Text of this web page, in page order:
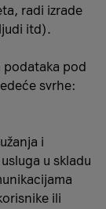
radi izrade
itd).
podataka pod
svrhe:
i
u skladu
ili